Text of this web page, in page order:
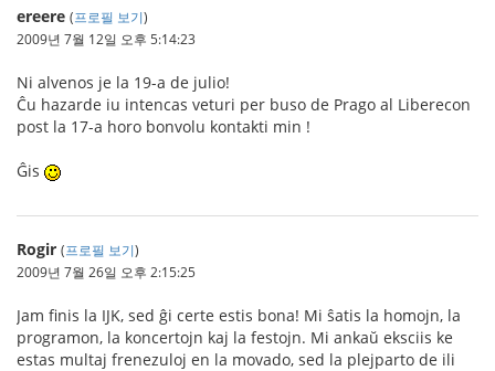
ereere (프로필 보기)
2009년 7월 12일 오후 5:14:23
Ni alvenos je la 19-a de julio!
Ĉu hazarde iu intencas veturi per buso de Prago al Liberecon
post la 17-a horo bonvolu kontakti min !
Ĝis
Rogir (프로필 보기)
2009년 7월 26일 오후 2:15:25
Jam finis la IJK, sed ĝi certe estis bona! Mi ŝatis la homojn, la
programon, la koncertojn kaj la festojn. Mi ankaŭ eksciis ke
estas multaj frenezuloj en la movado, sed la plejparto de ili